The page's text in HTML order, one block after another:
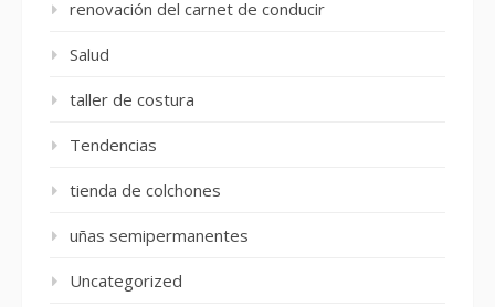
renovación del carnet de conducir
Salud
taller de costura
Tendencias
tienda de colchones
uñas semipermanentes
Uncategorized